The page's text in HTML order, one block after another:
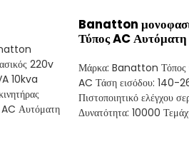
Banatton
Τύπος AC
Μάρκα: Banatton Τόπος
AC Τάση εισόδου: 140-
Πιστοποιητικό ελέγχου
Δυνατότητα: 10000